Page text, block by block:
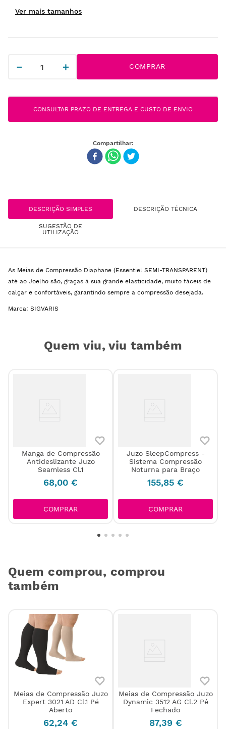
＋
－ COMPRAR
CONSULTAR PRAZO DE ENTREGA E CUSTO DE ENVIO
DESCRIÇÃO SIMPLES DESCRIÇÃO TÉCNICA
SUGESTÃO DE
UTILIZAÇÃO
As Meias de Compressão Diaphane (Essentiel SEMI-TRANSPARENT)
até ao Joelho são, graças á sua grande elasticidade, muito fáceis de
calçar e confortáveis, garantindo sempre a compressão desejada.
Marca: SIGVARIS
Quem viu, viu também
Manga de Compressão
Antideslizante Juzo
Seamless Cl.1
68,00 €
COMPRAR
Juzo SleepCompress -
Sistema Compressão
Noturna para Braço
155,85 €
COMPRAR
Quem comprou, comprou
também
Meias de Compressão Juzo
Expert 3021 AD Cl.1 Pé
Aberto
62,24 €
Meias de Compressão Juzo
Dynamic 3512 AG Cl.2 Pé
Fechado
87,39 €